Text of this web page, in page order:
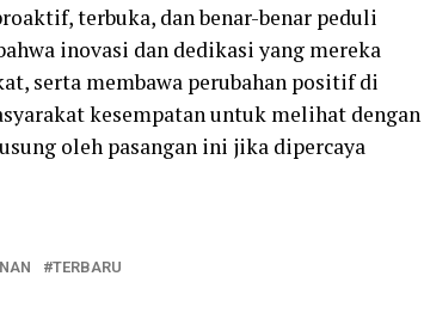
terbuka, dan benar-benar peduli
inovasi dan dedikasi yang mereka
serta membawa perubahan positif di
kesempatan untuk melihat dengan
oleh pasangan ini jika dipercaya
TERBARU